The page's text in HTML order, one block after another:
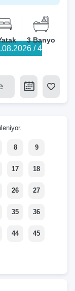
3 Banyo
/ 4
8 9
17 18
26 27
35 36
44 45